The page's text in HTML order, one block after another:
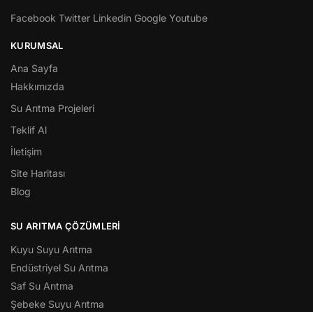
Facebook Twitter Linkedin Google Youtube
KURUMSAL
Ana Sayfa
Hakkımızda
Su Arıtma Projeleri
Teklif Al
İletişim
Site Haritası
Blog
SU ARITMA ÇÖZÜMLERI
Kuyu Suyu Arıtma
Endüstriyel Su Arıtma
Saf Su Arıtma
Şebeke Suyu Arıtma